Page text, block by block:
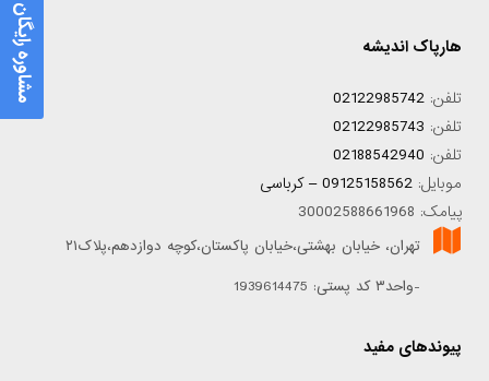
هارپاک اندیشه
تلفن: 02122985742
تلفن: 02122985743
تلفن: 02188542940
موبایل: 09125158562 – کرباسی
پیامک: 30002588661968
تهران، خیابان بهشتی،خیابان پاکستان،کوچه دوازدهم،پلاک۲۱
-واحد۳ کد پستی: 1939614475
پیوندهای مفید
مشاوره رایگان